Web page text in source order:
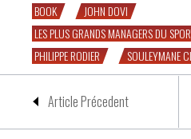
BOOK
JOHN DOVI
LES PLUS GRANDS MANAGERS DU
PHILIPPE RODIER
SOULEYMANE
Article Précedent